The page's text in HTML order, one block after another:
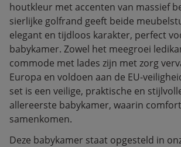
houtkleur met accenten van massief
sierlijke golfrand geeft beide
elegant en tijdloos karakter, perfect
babykamer. Zowel het meegroei
commode met lades zijn met zorg
Europa en voldoen aan de EU-
set is een veilige, praktische en
allereerste babykamer, waarin
samenkomen.
Deze babykamer staat opgesteld in